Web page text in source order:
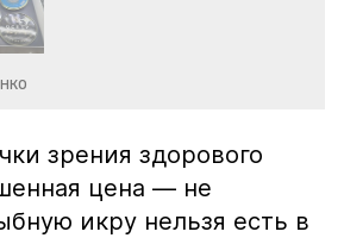
зрения здорового
цена — не
икру нельзя есть в